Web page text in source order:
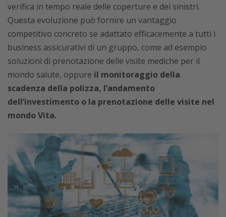
verifica in tempo reale delle coperture e dei sinistri.
Questa evoluzione può fornire un vantaggio
competitivo concreto se adattato efficacemente a tutti i
business assicurativi di un gruppo, come ad esempio
soluzioni di prenotazione delle visite mediche per il
mondo salute, oppure il monitoraggio della
scadenza della polizza, l’andamento
dell’investimento o la prenotazione delle visite nel
mondo Vita.